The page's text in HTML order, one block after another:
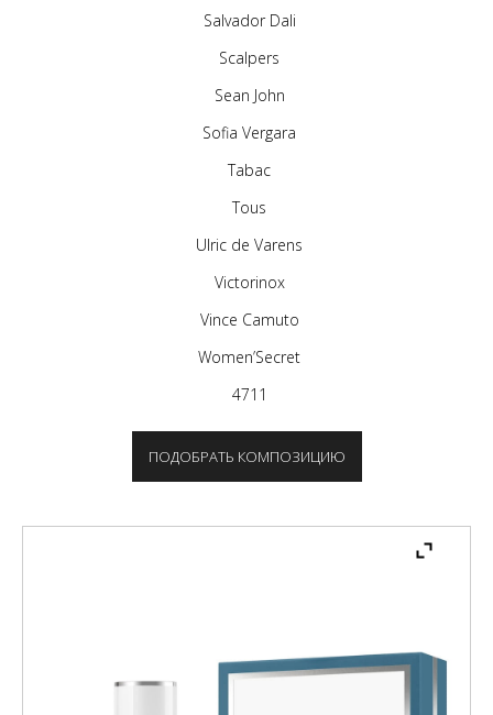
Salvador Dali
Scalpers
Sean John
Sofia Vergara
Tabac
Tous
Ulric de Varens
Victorinox
Vince Camuto
Women’Secret
4711
ПОДОБРАТЬ КОМПОЗИЦИЮ